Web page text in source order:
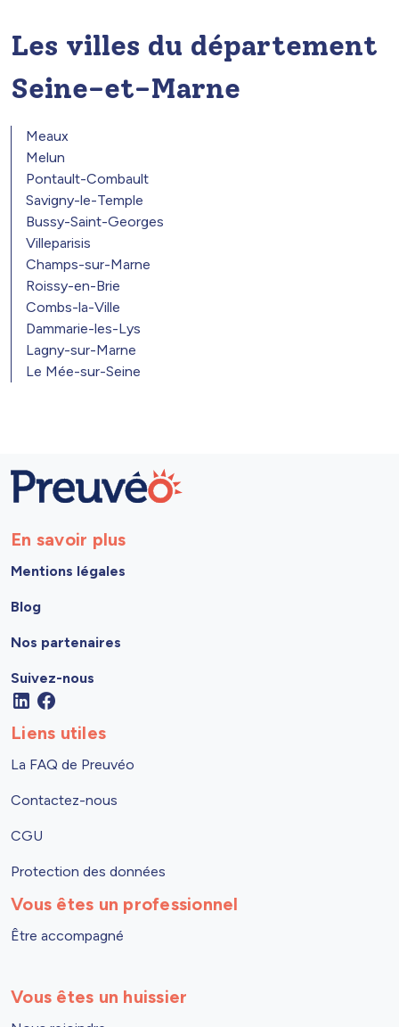
Les villes du département
Seine-et-Marne
Meaux
Melun
Pontault-Combault
Savigny-le-Temple
Bussy-Saint-Georges
Villeparisis
Champs-sur-Marne
Roissy-en-Brie
Combs-la-Ville
Dammarie-les-Lys
Lagny-sur-Marne
Le Mée-sur-Seine
En savoir plus
Mentions légales
Blog
Nos partenaires
Suivez-nous
Liens utiles
La FAQ de Preuvéo
Contactez-nous
CGU
Protection des données
Vous êtes un professionnel
Être accompagné
Vous êtes un huissier